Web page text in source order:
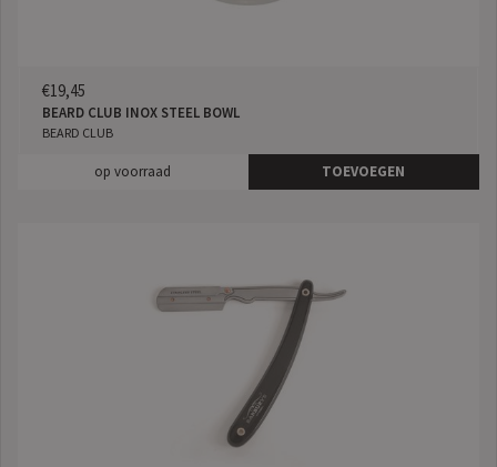
€19,45
BEARD CLUB INOX STEEL BOWL
BEARD CLUB
op voorraad TOEVOEGEN